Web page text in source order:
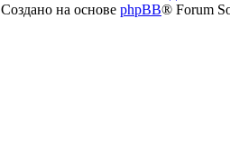
Создано на основе phpBB® Forum